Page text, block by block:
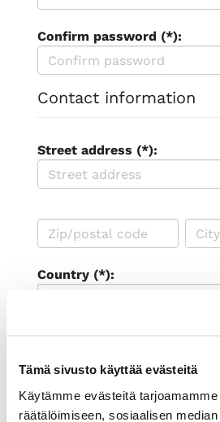
Tämä sivusto käyttää evästeitä
Käytämme evästeitä
räätälöimiseen, sosiaalisen
Confirm password (*):
Contact information
Street address (*):
Country (*):
I'd like to receive the
kauppakamari newsletter
I accept the terms of use